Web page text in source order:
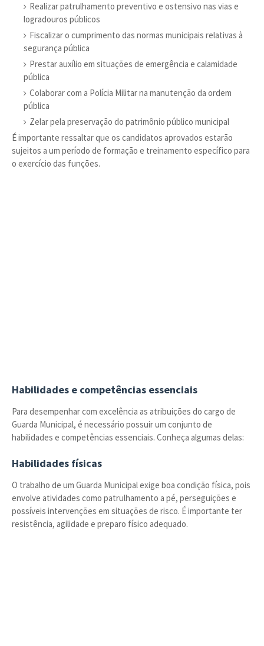
Realizar patrulhamento preventivo e ostensivo nas vias e
logradouros públicos
Fiscalizar o cumprimento das normas municipais relativas à
segurança pública
Prestar auxílio em situações de emergência e calamidade
pública
Colaborar com a Polícia Militar na manutenção da ordem
pública
Zelar pela preservação do patrimônio público municipal
É importante ressaltar que os candidatos aprovados estarão
sujeitos a um período de formação e treinamento específico para
o exercício das funções.
Habilidades e competências essenciais
Para desempenhar com excelência as atribuições do cargo de
Guarda Municipal, é necessário possuir um conjunto de
habilidades e competências essenciais. Conheça algumas delas:
Habilidades físicas
O trabalho de um Guarda Municipal exige boa condição física, pois
envolve atividades como patrulhamento a pé, perseguições e
possíveis intervenções em situações de risco. É importante ter
resistência, agilidade e preparo físico adequado.